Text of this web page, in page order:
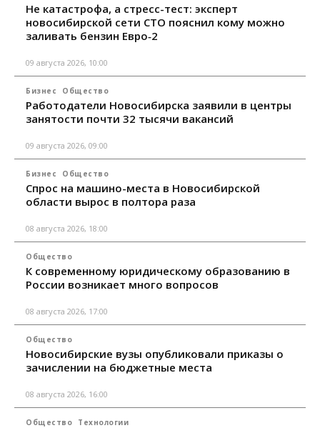
Не катастрофа, а стресс-тест: эксперт
новосибирской сети СТО пояснил кому можно
заливать бензин Евро‑2
09 августа 2026, 10:00
Бизнес Общество
Работодатели Новосибирска заявили в центры
занятости почти 32 тысячи вакансий
09 августа 2026, 09:00
Бизнес Общество
Спрос на машино-места в Новосибирской
области вырос в полтора раза
08 августа 2026, 18:00
Общество
К современному юридическому образованию в
России возникает много вопросов
08 августа 2026, 17:00
Общество
Новосибирские вузы опубликовали приказы о
зачислении на бюджетные места
08 августа 2026, 16:00
Общество Технологии